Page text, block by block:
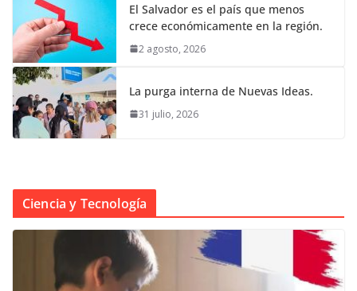
El Salvador es el país que menos
crece económicamente en la región.
2 agosto, 2026
La purga interna de Nuevas Ideas.
31 julio, 2026
Ciencia y Tecnología